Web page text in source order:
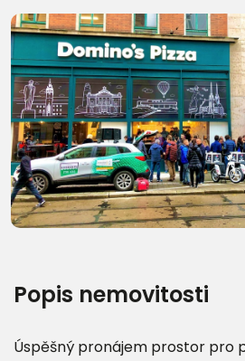
Další fotografie
Popis nemovitosti
Úspěšný pronájem prostor pro